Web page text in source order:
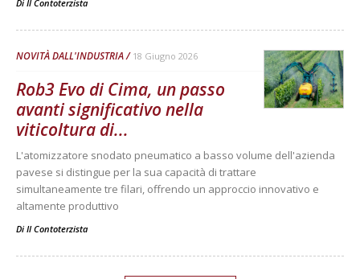
Di Il Contoterzista
NOVITÀ DALL'INDUSTRIA 18 Giugno 2026
Rob3 Evo di Cima, un passo
avanti significativo nella
viticoltura di...
L'atomizzatore snodato pneumatico a basso volume dell'azienda
pavese si distingue per la sua capacità di trattare
simultaneamente tre filari, offrendo un approccio innovativo e
altamente produttivo
Di Il Contoterzista